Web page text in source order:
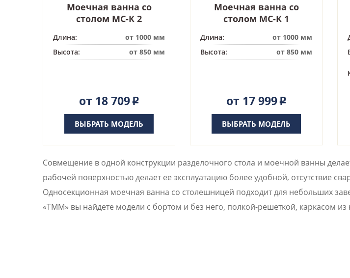
Моечная ванна со
столом МС-К 2
Длина:
от 1000 мм
Высота:
от 850 мм
от 18 709Р
ВЫБРАТЬ МОДЕЛЬ
Моечная ванна со
столом МС-К 1
Длина:
от 1000 мм
Высота:
от 850 мм
от 17 999Р
ВЫБРАТЬ МОДЕЛЬ
Совмещение в одной конструкции разделочного стола и моечной ванны
рабочей поверхностью делает ее эксплуатацию более удобной, отсутствие
Односекционная моечная ванна со столешницей подходит для небольших
«ТММ» вы найдете модели с бортом и без него, полкой-решеткой, каркасом